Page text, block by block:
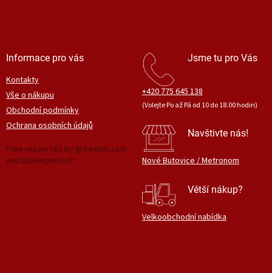
Informace pro vás
Kontakty
Vše o nákupu
Obchodní podmínky
Ochrana osobních údajů
Free resources by @freepik.com
and @pixelperfect
Jsme tu pro Vás
+420 775 645 138
(Volejte Po až Pá od 10 do 18.00 hodin)
Navštivte nás!
Nové Butovice / Metronom
Větší nákup?
Velkoobchodní nabídka